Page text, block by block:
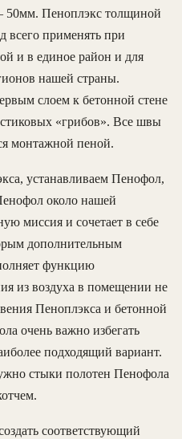
Пеноплэкс толщиной
всего применять при
и в единое район и для
нашей страны.
слоем к бетонной стене
«грибов». Все швы
монтажной пеной.
устанавливаем Пенофол,
около нашей
миссия и сочетает в себе
дополнительным
функцию
из воздуха в помещении не
Пеноплэкса и бетонной
очень важно избегать
подходящий вариант.
стыки полотен Пенофола
соответствующий